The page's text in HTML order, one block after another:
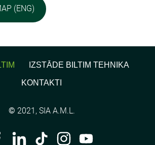
(ENG)
IZSTĀDE BILTIM TEHNIKA
KONTAKTI
© 2021, SIA A.M.L.